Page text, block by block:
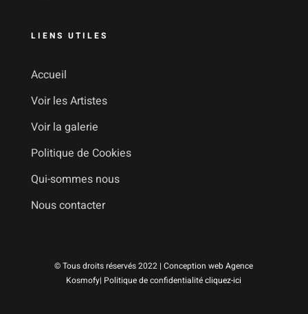
LIENS UTILES
Accueil
Voir les Artistes
Voir la galerie
Politique de Cookies
Qui-sommes nous
Nous contacter
© Tous droits réservés 2022 | Conception web Agence
Kosmofy| Politique de confidentialitécliquez-ici